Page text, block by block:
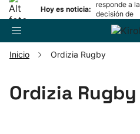
Hoy es noticia:
responde a la
decisión de
Oriamendi
Inicio Ordizia Rugby
Ordizia Rugby